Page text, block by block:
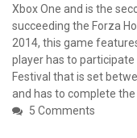
Xbox One and is the
succeeding the Forza
2014, this game
player has to
Festival that is set
and has to complete the
5 Comments